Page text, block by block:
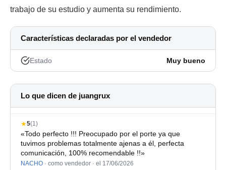
trabajo de su estudio y aumenta su rendimiento.
Características declaradas por el vendedor
Estado Muy bueno
Lo que dicen de juangrux
★5(1)
«Todo perfecto !!! Preocupado por el porte ya que
tuvimos problemas totalmente ajenas a él, perfecta
comunicación, 100% recomendable !!»
NACHO · como vendedor · el 17/06/2026